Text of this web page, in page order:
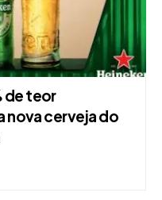
de teor
nova cerveja do